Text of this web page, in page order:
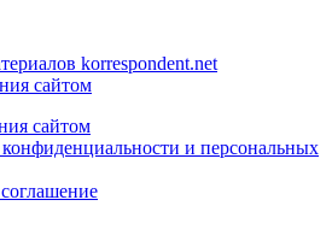
korrespondent.net
сайтом
сайтом
и персональных